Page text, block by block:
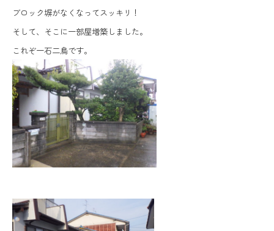
ブロック塀がなくなってスッキリ！
そして、そこに一部屋増築しました。
これぞ一石二鳥です。